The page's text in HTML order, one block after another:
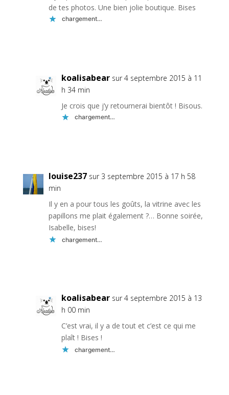
de tes photos. Une bien jolie boutique. Bises
chargement…
koalisabear sur 4 septembre 2015 à 11
h 34 min
Je crois que j’y retournerai bientôt ! Bisous.
chargement…
louise237 sur 3 septembre 2015 à 17 h 58
min
Il y en a pour tous les goûts, la vitrine avec les
papillons me plait également ?… Bonne soirée,
Isabelle, bises!
chargement…
koalisabear sur 4 septembre 2015 à 13
h 00 min
C’est vrai, il y a de tout et c’est ce qui me
plaît ! Bises !
chargement…